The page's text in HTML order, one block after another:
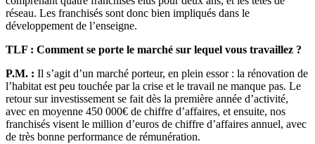
réseau. Les franchisés sont donc bien impliqués dans le
développement de l’enseigne.
TLF : Comment se porte le marché sur lequel vous travaillez ?
P.M. : Il s’agit d’un marché porteur, en plein essor : la rénovation de
l’habitat est peu touchée par la crise et le travail ne manque pas. Le
retour sur investissement se fait dès la première année d’activité,
avec en moyenne 450 000€ de chiffre d’affaires, et ensuite, nos
franchisés visent le million d’euros de chiffre d’affaires annuel, avec
de très bonne performance de rémunération.